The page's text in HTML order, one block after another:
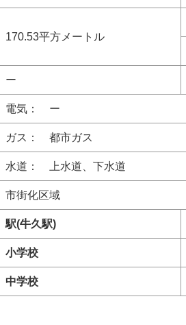
170.53平方メートル
ー
電気： ー
ガス： 都市ガス
水道： 上水道、下水道
市街化区域
駅(牛久駅)
小学校
中学校